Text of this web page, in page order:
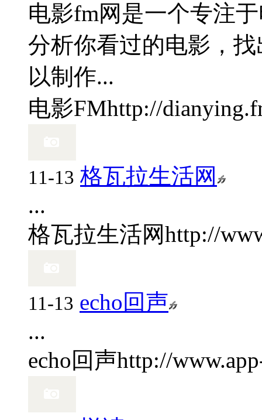
电影fm网是一个专注
分析你看过的电影，
以制作...
电影FMhttp://
11-13 格瓦拉生活网
...
格瓦拉生活网http://
11-13 echo回声
...
echo回声http://